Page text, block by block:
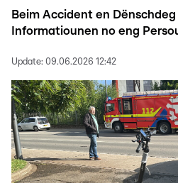
Beim Accident en
Informatiounen no eng
Update: 09.06.2026 12:42